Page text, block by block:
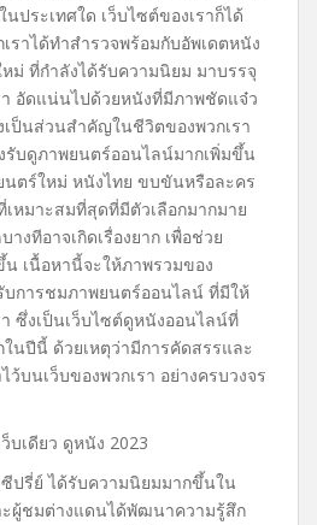
ประเทศใด เว็บไซต์ของเราก็ได้
ราได้ทำสำรวจพร้อมกับอัพเดตหนัง
ม่ ที่กำลังได้รับความนิยม มาบรรจุ
า อัดแน่นไปด้วยหนังที่มีภาพชัดแจ๋ว
เป็นส่วนสำคัญในชีวิตของพวกเรา
รับดูภาพยนตร์ออนไลน์มากเพิ่มขึ้น
นตร์ใหม่ หนังไทย ขบขันหรือละคร
หมาะสมที่สุดที่มีตัวเลือกมากมาย
างทีอาจเกิดเรื่องยาก เพื่อช่วย
เนื้อหานี้จะให้ภาพรวมของ
บการชมภาพยนตร์ออนไลน์ ที่มีให้
ซึ่งเป็นเว็บไซต์ดูหนังออนไลน์ที่
นปีนี้ ด้วยเหตุว่ามีการคัดสรรและ
บนเว็บของพวกเรา อย่างครบวงจร
บเดียว ดูหนัง 2023
ปรี่ย์ ได้รับความนิยมมากขึ้นใน
ะผู้ชมต่างแดนได้พัฒนาความรู้สึก